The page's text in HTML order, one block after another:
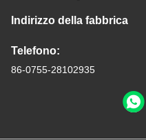
Indirizzo della fabbrica
Telefono:
86-0755-28102935